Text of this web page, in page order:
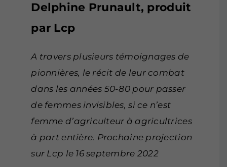
Delphine Prunault, produit
par Lcp
A travers plusieurs témoignages de
pionnières, le récit de leur combat
dans les années 50-80 pour passer
de femmes invisibles, si ce n’est
femme d’agriculteur à agricultrices
à part entière. Prochaine projection
sur Lcp le 16 septembre 2022